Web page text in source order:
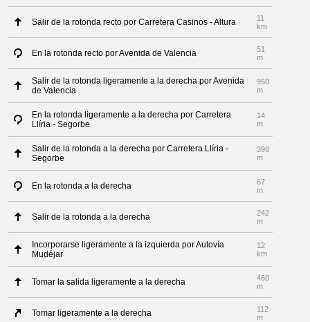
Salir de la rotonda recto por Carretera Casinos - Altura
11
km
En la rotonda recto por Avenida de Valencia
51
m
Salir de la rotonda ligeramente a la derecha por Avenida
de Valencia
950
m
En la rotonda ligeramente a la derecha por Carretera
Llíria - Segorbe
14
m
Salir de la rotonda a la derecha por Carretera Llíria -
Segorbe
398
m
En la rotonda a la derecha
67
m
Salir de la rotonda a la derecha
242
m
Incorporarse ligeramente a la izquierda por Autovía
Mudéjar
12
km
Tomar la salida ligeramente a la derecha
460
m
Tomar ligeramente a la derecha
112
m